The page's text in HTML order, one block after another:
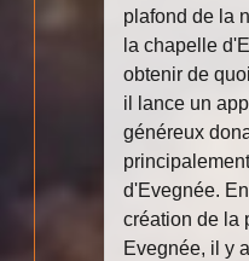
plafond de la
la chapelle
obtenir de
il lance un
généreux
d'Evegnée.
création de la
Evegnée, il y